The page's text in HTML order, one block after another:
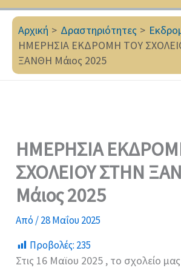
Αρχική Δραστηριότητες
ΗΜΕΡΗΣΙΑ ΕΚΔΡΟΜΗ ΤΟΥ
ΞΑΝΘΗ Μάιος 2025
ΗΜΕΡΗΣΙΑ
ΣΧΟΛΕΙΟΥ ΣΤΗΝ
Μάιος 2025
Από/28 Μαΐου 2025
Προβολές: 235
Στις 16 Μαϊου 2025 , το σχολείο